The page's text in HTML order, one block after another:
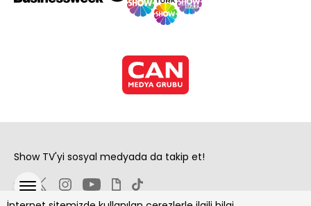
Show TV'yi sosyal medyada da takip et!